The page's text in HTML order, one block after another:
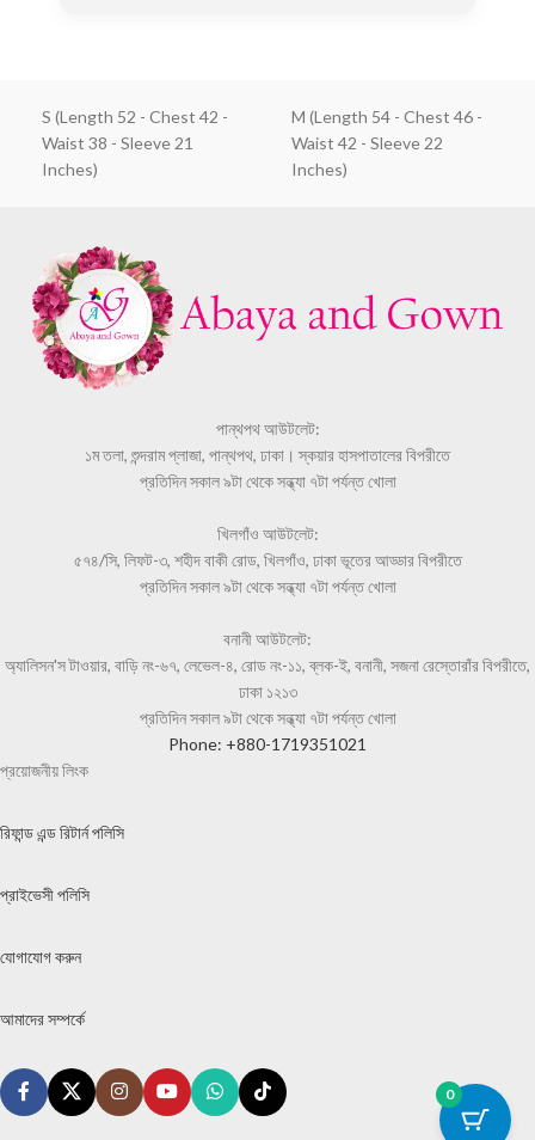
S (Length 52 - Chest 42 -
Waist 38 - Sleeve 21
Inches)
M (Length 54 - Chest 46 -
Waist 42 - Sleeve 22
Inches)
পান্থপথ আউটলেট:
১ম তলা, শুন্দরাম প্লাজা, পান্থপথ, ঢাকা। স্কয়ার হাসপাতালের বিপরীতে
প্রতিদিন সকাল ৯টা থেকে সন্ধ্যা ৭টা পর্যন্ত খোলা
খিলগাঁও আউটলেট:
৫৭৪/সি, লিফট-৩, শহীদ বাকী রোড, খিলগাঁও, ঢাকা ভূতের আড্ডার বিপরীতে
প্রতিদিন সকাল ৯টা থেকে সন্ধ্যা ৭টা পর্যন্ত খোলা
বনানী আউটলেট:
অ্যালিসন'স টাওয়ার, বাড়ি নং-৬৭, লেভেল-৪, রোড নং-১১, ব্লক-ই, বনানী, সজনা রেস্তোরাঁর বিপরীতে,
ঢাকা ১২১৩
প্রতিদিন সকাল ৯টা থেকে সন্ধ্যা ৭টা পর্যন্ত খোলা
Phone: +880-1719351021
প্রয়োজনীয় লিংক
রিফান্ড এন্ড রিটার্ন পলিসি
প্রাইভেসী পলিসি
যোগাযোগ করুন
আমাদের সম্পর্কে
0